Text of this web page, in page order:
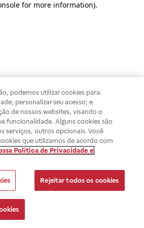
for more information).
podemos utilizar cookies para:
personalizar seu acesso; e
de nossos websites, visando o
funcionalidade. Alguns cookies são
serviços, outros opcionais. Você
que utilizamos de acordo com
Política de Privacidade e
Rejeitar todos os cookies